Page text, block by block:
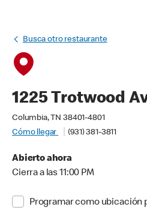
Busca otro restaurante
1225 Trotwood
Columbia, TN 38401-4801
Cómo llegar
(931) 381-3811
Abierto ahora
Cierra a las 11:00 PM
Programar como ubicación